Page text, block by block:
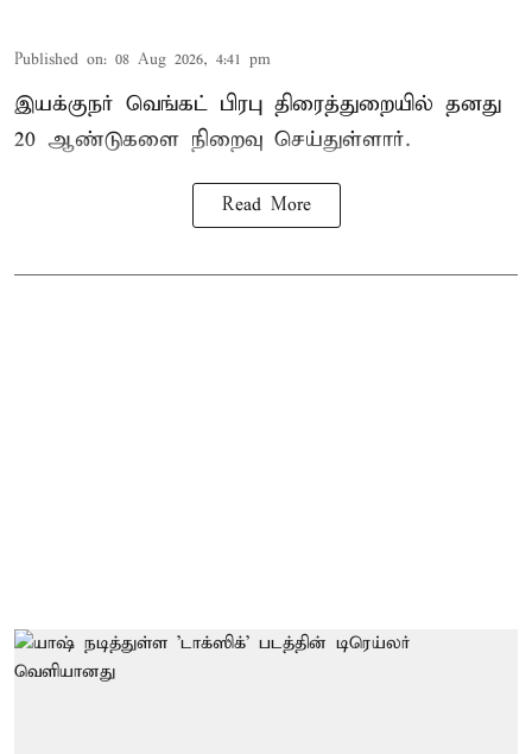
Published on: 08 Aug 2026, 4:41 pm
இயக்குநர் வெங்கட் பிரபு திரைத்துறையில் தனது
20 ஆண்டுகளை நிறைவு செய்துள்ளார்.
Read More